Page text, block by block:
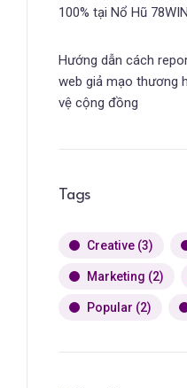
100% tại Nổ Hũ 78WIN
Hướng dẫn cách
web giả mạo thương
vệ cộng đồng
Tags
Creative (3)
Marketing (2)
Popular (2)